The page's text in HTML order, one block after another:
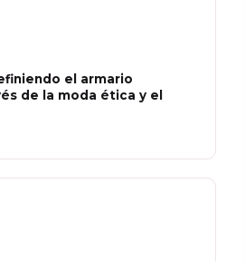
el armario
de la moda ética y el